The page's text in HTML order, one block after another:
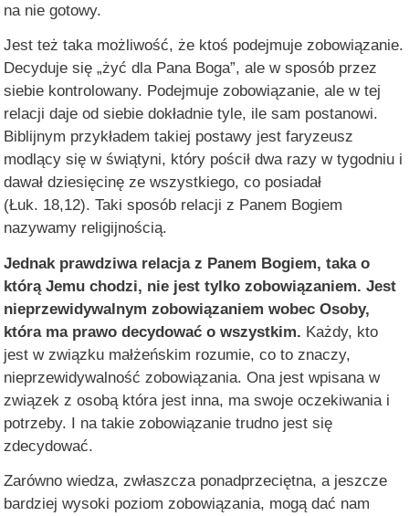
na nie gotowy.
Jest też taka możliwość, że ktoś podejmuje zobowiązanie.
Decyduje się „żyć dla Pana Boga”, ale w sposób przez
siebie kontrolowany. Podejmuje zobowiązanie, ale w tej
relacji daje od siebie dokładnie tyle, ile sam postanowi.
Biblijnym przykładem takiej postawy jest faryzeusz
modlący się w świątyni, który pościł dwa razy w tygodniu i
dawał dziesięcinę ze wszystkiego, co posiadał
(Łuk. 18,12). Taki sposób relacji z Panem Bogiem
nazywamy religijnością.
Jednak prawdziwa relacja z Panem Bogiem, taka o
którą Jemu chodzi, nie jest tylko zobowiązaniem. Jest
nieprzewidywalnym zobowiązaniem wobec Osoby,
która ma prawo decydować o wszystkim. Każdy, kto
jest w związku małżeńskim rozumie, co to znaczy,
nieprzewidywalność zobowiązania. Ona jest wpisana w
związek z osobą która jest inna, ma swoje oczekiwania i
potrzeby. I na takie zobowiązanie trudno jest się
zdecydować.
Zarówno wiedza, zwłaszcza ponadprzeciętna, a jeszcze
bardziej wysoki poziom zobowiązania, mogą dać nam